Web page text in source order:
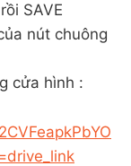
SAVE
nút chuông
cửa hình :